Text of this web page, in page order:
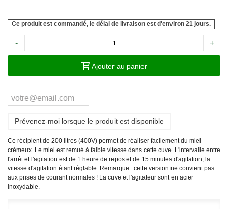
Ce produit est commandé, le délai de livraison est d'environ 21 jours.
- +
Ajouter au panier
Prévenez-moi lorsque le produit est disponible
Ce récipient de 200 litres (400V) permet de réaliser facilement du miel
crémeux. Le miel est remué à faible vitesse dans cette cuve. L'intervalle entre
l'arrêt et l'agitation est de 1 heure de repos et de 15 minutes d'agitation, la
vitesse d'agitation étant réglable. Remarque : cette version ne convient pas
aux prises de courant normales ! La cuve et l'agitateur sont en acier
inoxydable.